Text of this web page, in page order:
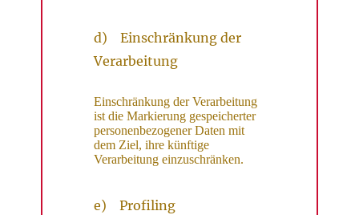
d) Einschränkung der
Verarbeitung
Einschränkung der Verarbeitung
ist die Markierung gespeicherter
personenbezogener Daten mit
dem Ziel, ihre künftige
Verarbeitung einzuschränken.
e) Profiling